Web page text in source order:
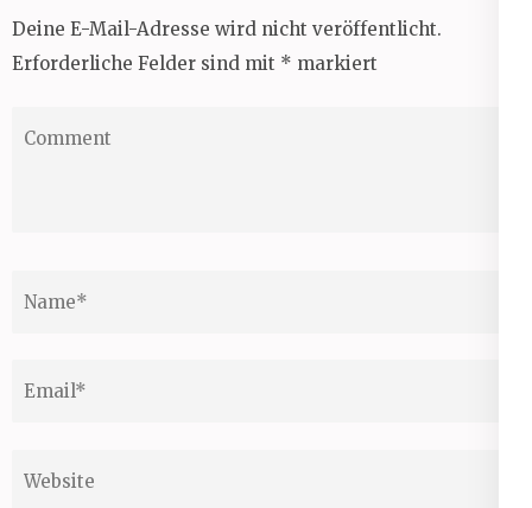
Deine E-Mail-Adresse wird nicht veröffentlicht.
Erforderliche Felder sind mit * markiert